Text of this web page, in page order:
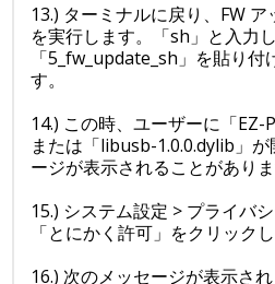
13.) ターミナルに戻り、FW
を実行します。「sh」と入力
「5_fw_update_sh」を貼り
す。
14.) この時、ユーザーに「EZ-
または「libusb-1.0.0.dylib」
ージが表示されることがありま
15.) システム設定 > プライバ
「とにかく許可」をクリックし
16.) 次のメッセージが表示さ